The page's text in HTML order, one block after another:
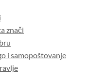
znači
i samopoštovanje